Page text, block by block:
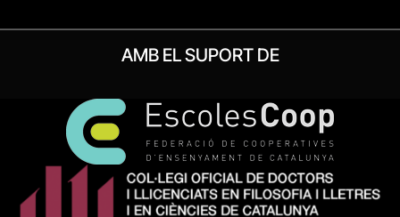
AMB EL SUPORT DE